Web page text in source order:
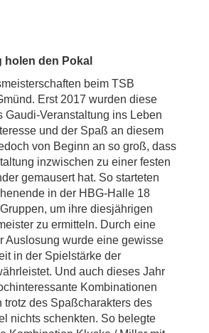
holen den Pokal
beim TSB
Erst 2017 wurden diese
Gaudi-Veranstaltung ins Leben
und der Spaß an diesem
von Beginn an so groß, dass
inzwischen zu einer festen
gemausert hat. So starteten
in der HBG-Halle 18
um ihre diesjährigen
zu ermitteln. Durch eine
Auslosung wurde eine gewisse
in der Spielstärke der
Und auch dieses Jahr
Kombinationen
trotz des Spaßcharakters des
nichts schenkten. So belegte